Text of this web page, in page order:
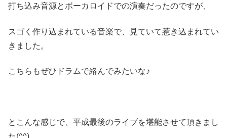
打ち込み音源とボーカロイドでの演奏だったのですが、
スゴく作り込まれている音楽で、見ていて惹き込まれてい
きました。
こちらもぜひドラムで絡んでみたいな♪
とこんな感じで、平成最後のライブを堪能させて頂きまし
た(^^)